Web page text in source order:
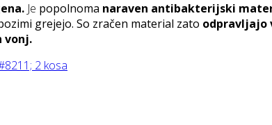
Je popolnoma naraven antibakterijski
grejejo. So zračen material zato odpravljajo
vonj.
2 kosa